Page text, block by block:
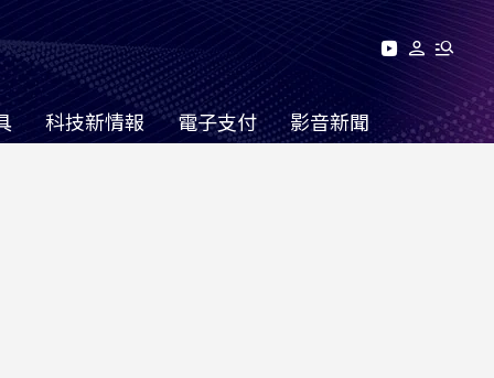
科技新情報 電子支付 影音新聞